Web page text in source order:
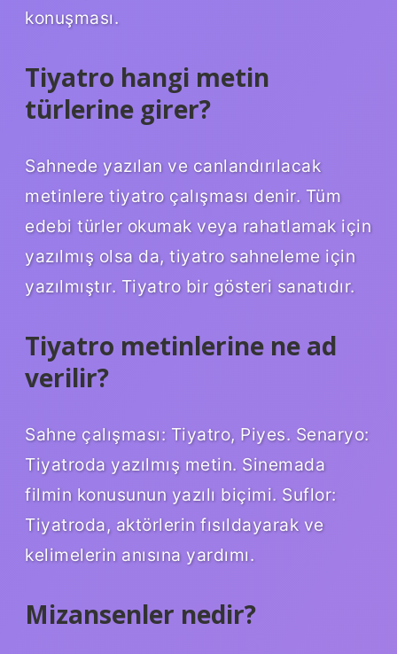
konuşması.
Tiyatro hangi metin
türlerine girer?
Sahnede yazılan ve canlandırılacak
metinlere tiyatro çalışması denir. Tüm
edebi türler okumak veya rahatlamak için
yazılmış olsa da, tiyatro sahneleme için
yazılmıştır. Tiyatro bir gösteri sanatıdır.
Tiyatro metinlerine ne ad
verilir?
Sahne çalışması: Tiyatro, Piyes. Senaryo:
Tiyatroda yazılmış metin. Sinemada
filmin konusunun yazılı biçimi. Suflor:
Tiyatroda, aktörlerin fısıldayarak ve
kelimelerin anısına yardımı.
Mizansenler nedir?